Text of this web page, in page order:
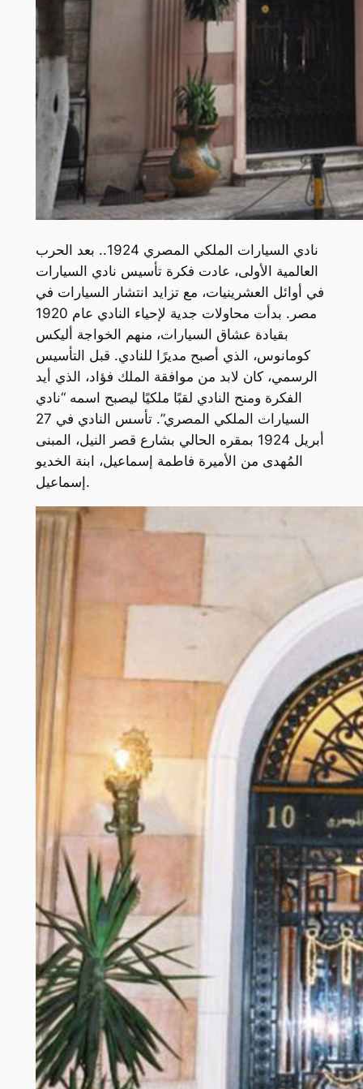
نادي السيارات الملكي المصري 1924.. بعد الحرب
العالمية الأولى، عادت فكرة تأسيس نادي السيارات
في أوائل العشرينيات، مع تزايد انتشار السيارات في
مصر. بدأت محاولات جدية لإحياء النادي عام 1920
بقيادة عشاق السيارات، منهم الخواجة أليكس
كومانوس، الذي أصبح مديرًا للنادي. قبل التأسيس
الرسمي، كان لابد من موافقة الملك فؤاد، الذي أيد
الفكرة ومنح النادي لقبًا ملكيًا ليصبح اسمه “نادي
السيارات الملكي المصري”. تأسس النادي في 27
أبريل 1924 بمقره الحالي بشارع قصر النيل، المبنى
المُهدى من الأميرة فاطمة إسماعيل، ابنة الخديو
إسماعيل.